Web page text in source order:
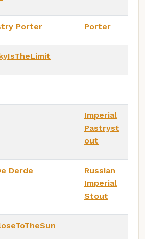
Porter Porter
Imperial
Pastryst
out
Derde
Russian
Imperial
Stout